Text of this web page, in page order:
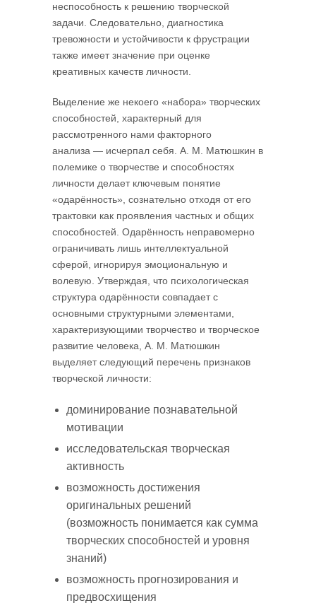
неспособность к решению творческой
задачи. Следовательно, диагностика
тревожности и устойчивости к фрустрации
также имеет значение при оценке
креативных качеств личности.
Выделение же некоего «набора» творческих
способностей, характерный для
рассмотренного нами факторного
анализа — исчерпал себя. А. М. Матюшкин в
полемике о творчестве и способностях
личности делает ключевым понятие
«одарённость», сознательно отходя от его
трактовки как проявления частных и общих
способностей. Одарённость неправомерно
ограничивать лишь интеллектуальной
сферой, игнорируя эмоциональную и
волевую. Утверждая, что психологическая
структура одарённости совпадает с
основными структурными элементами,
характеризующими творчество и творческое
развитие человека, А. М. Матюшкин
выделяет следующий перечень признаков
творческой личности:
доминирование познавательной
мотивации
исследовательская творческая
активность
возможность достижения
оригинальных решений
(возможность понимается как сумма
творческих способностей и уровня
знаний)
возможность прогнозирования и
предвосхищения